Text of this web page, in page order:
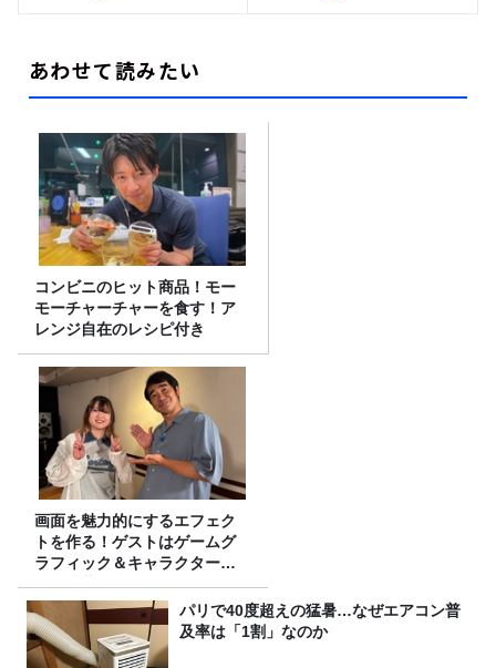
あわせて読みたい
コンビニのヒット商品！モー
モーチャーチャーを食す！ア
レンジ自在のレシピ付き
画面を魅力的にするエフェク
トを作る！ゲストはゲームグ
ラフィック＆キャラクター専
攻の遠藤里桜さん！
パリで40度超えの猛暑…なぜエアコン普
及率は「1割」なのか